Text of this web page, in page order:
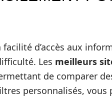
d’accès aux
Les meilleurs
de comparer
personnalisés,